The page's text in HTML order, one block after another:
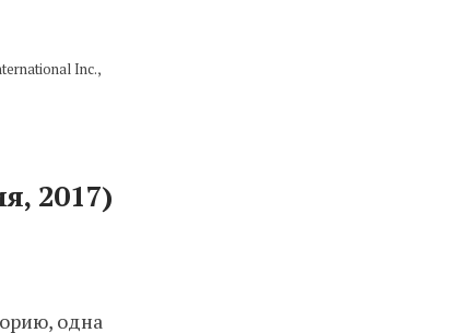
Inc.,
2017)
одна